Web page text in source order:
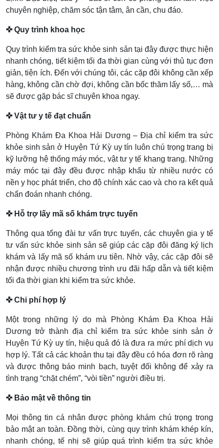
chuyên nghiệp, chăm sóc tận tâm, ân cần, chu đáo.
✜ Quy trình khoa học
Quy trình kiểm tra sức khỏe sinh sản tại đây được thực hiện
nhanh chóng, tiết kiệm tối đa thời gian cùng với thủ tục đơn
giản, tiện ích. Đến với chúng tôi, các cặp đôi không cần xếp
hàng, không cần chờ đợi, không cần bốc thăm lấy số,… mà
sẽ được gặp bác sĩ chuyên khoa ngay.
✜Vật tư y tế đạt chuẩn
Phòng Khám Đa Khoa Hải Dương – Địa chỉ kiểm tra sức
khỏe sinh sản ở Huyện Tứ Kỳ uy tín luôn chú trọng trang bị
kỹ lưỡng hệ thống máy móc, vật tư y tế khang trang. Những
máy móc tại đây đều được nhập khẩu từ nhiều nước có
nền y học phát triển, cho độ chính xác cao và cho ra kết quả
chẩn đoán nhanh chóng.
✜ Hỗ trợ lấy mã số khám trực tuyến
Thông qua tổng đài tư vấn trực tuyến, các chuyên gia y tế
tư vấn sức khỏe sinh sản sẽ giúp các cặp đôi đăng ký lịch
khám và lấy mã số khám ưu tiên. Nhờ vậy, các cặp đôi sẽ
nhận được nhiều chương trình ưu đãi hấp dẫn và tiết kiệm
tối đa thời gian khi kiểm tra sức khỏe.
✜ Chi phí hợp lý
Một trong những lý do mà Phòng Khám Đa Khoa Hải
Dương trở thành địa chỉ kiểm tra sức khỏe sinh sản ở
Huyện Tứ Kỳ uy tín, hiệu quả đó là đưa ra mức phí dịch vụ
hợp lý. Tất cả các khoản thu tại đây đều có hóa đơn rõ ràng
và được thông báo minh bạch, tuyệt đối không để xảy ra
tình trạng “chặt chém”, “vòi tiền” người điều trị.
✜ Bảo mật về thông tin
Mọi thông tin cá nhân được phòng khám chú trọng trong
bảo mật an toàn. Đồng thời, cùng quy trình khám khép kín,
nhanh chóng, tế nhị sẽ giúp quá trình kiểm tra sức khỏe